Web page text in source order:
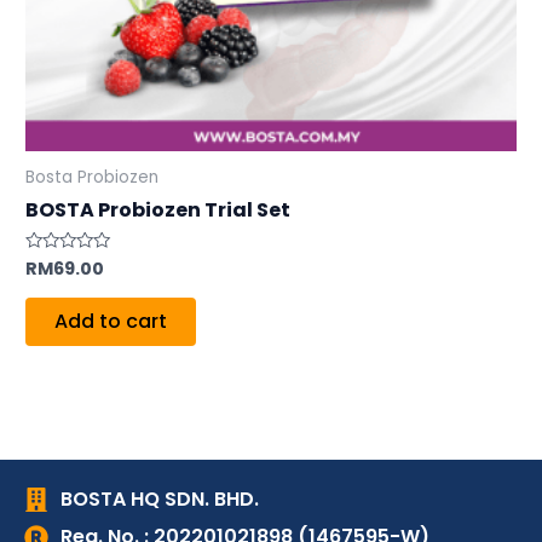
Bosta Probiozen
BOSTA Probiozen Trial Set
Rated
out
RM69.00
Add to cart
BOSTA HQ SDN. BHD.